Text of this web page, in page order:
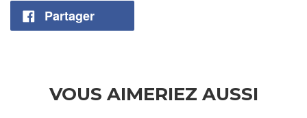
Partager
VOUS AIMERIEZ AUSSI